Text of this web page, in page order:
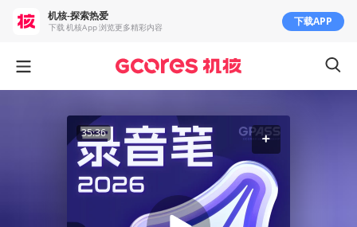
35:36
机核-探索热爱
下载 机核App 浏览更多精彩内容 下载APP